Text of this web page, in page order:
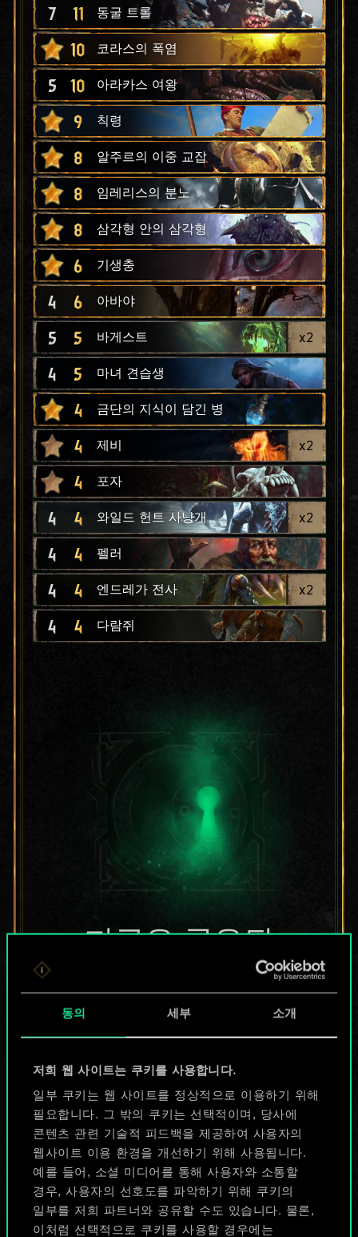
동의 세부 소개
저희 웹 사이트는 쿠키를 사용합니다.
일부 쿠키는 웹 사이트를 정상적으로 이용하기 위해
필요합니다. 그 밖의 쿠키는 선택적이며, 당사에
콘텐츠 관련 기술적 피드백을 제공하여 사용자의
웹사이트 이용 환경을 개선하기 위해 사용됩니다.
예를 들어, 소셜 미디어를 통해 사용자와 소통할
경우, 사용자의 선호도를 파악하기 위해 쿠키의
일부를 저희 파트너와 공유할 수도 있습니다. 물론,
이처럼 선택적으로 쿠키를 사용할 경우에는
7 11 동굴 트롤
10 코라스의 폭염
5 10 아라카스 여왕
9 칙령
8 알주르의 이중 교잡
8 임레리스의 분노
8 삼각형 안의 삼각형
6 기생충
4 6 아바야
5 5 바게스트 x2
4 5 마녀 견습생
4 금단의 지식이 담긴 병
4 제비 x2
4 포자
4 4 와일드 헌트 사냥개 x2
4 4 펠러
4 4 엔드레가 전사 x2
4 4 다람쥐
지금은 공유된
카드들에 지나지
않지만
무궁무진한
가능성을 가지고
있습니다!
덱 이름 짓기 & 가이드 작성하기
덱 편집